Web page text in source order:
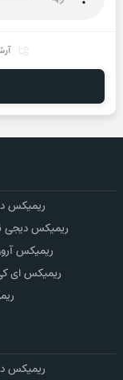
ریمیکس
ریمیکس دیجی
ریمیکس
ریمیکس ای
ریمیکس